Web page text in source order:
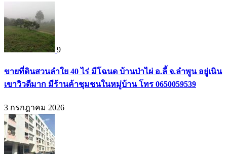
9
ขายที่ดินสวนลำใย 40 ไร่ มีโฉนด บ้านป่าไผ่ อ.ลี้ จ.ลำพูน อยู่เนิน
เขาวิวดีมาก มีร้านค้าชุมชนในหมู่บ้าน โทร 0650059539
3 กรกฎาคม 2026